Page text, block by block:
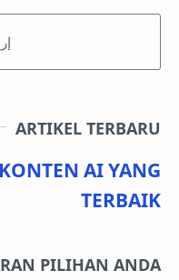
ARTIKEL TERBARU
AI YANG
TERBAIK
PILIHAN ANDA